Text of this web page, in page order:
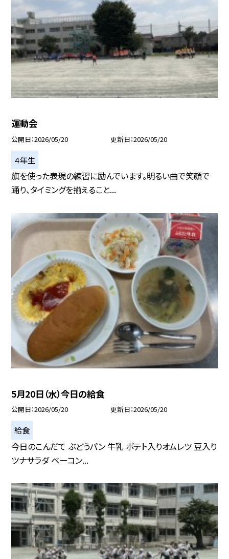
運動会
公開日 2026/05/20 更新日 2026/05/20
４年生
旗を使った表現の練習に励んでいます。明るい曲で笑顔で
踊り、タイミングを揃えること...
5月20日（水）今日の給食
公開日 2026/05/20 更新日 2026/05/20
給食
今日のこんだて ぶどうパン 牛乳 ポテト入りオムレツ 豆入り
ツナサラダ ベーコン...